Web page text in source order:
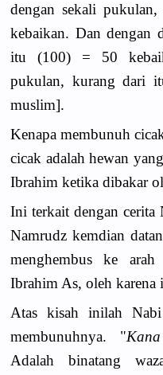
dengan sekali
kebaikan. Dan dengan
itu (100) = 50
pukulan, kurang dari
muslim].
Kenapa membunuh
cicak adalah hewan
Ibrahim ketika dibakar
Ini terkait dengan
Namrudz kemdian
menghembus ke
Ibrahim As, oleh
Atas kisah inilah
membunuhnya. "
Adalah binatang